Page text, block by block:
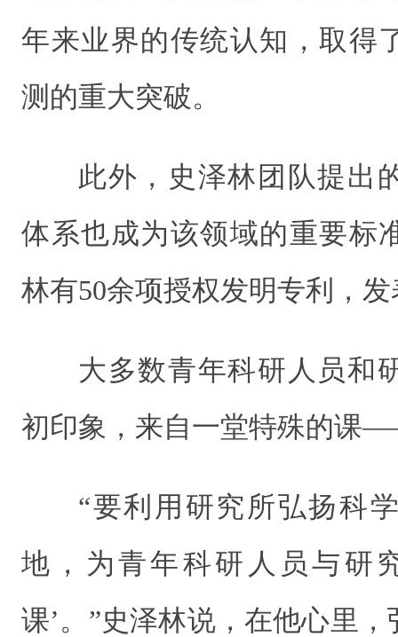
年来业界的传统认知，取得
测的重大突破。
此外，史泽林团队提出
体系也成为该领域的重要标
林有50余项授权发明专利，
大多数青年科研人员和
初印象，来自一堂特殊的课
“要利用研究所弘扬科
地，为青年科研人员与研
课’。”史泽林说，在他心里